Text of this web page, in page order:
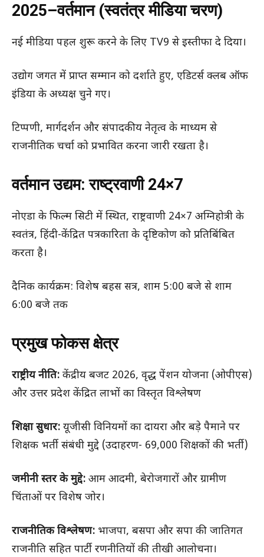
2025–वर्तमान (स्वतंत्र मीडिया चरण)
नई मीडिया पहल शुरू करने के लिए TV9 से इस्तीफा दे दिया।
उद्योग जगत में प्राप्त सम्मान को दर्शाते हुए, एडिटर्स क्लब ऑफ
इंडिया के अध्यक्ष चुने गए।
टिप्पणी, मार्गदर्शन और संपादकीय नेतृत्व के माध्यम से
राजनीतिक चर्चा को प्रभावित करना जारी रखता है।
वर्तमान उद्यम: राष्ट्रवाणी 24×7
नोएडा के फिल्म सिटी में स्थित, राष्ट्रवाणी 24×7 अग्निहोत्री के
स्वतंत्र, हिंदी-केंद्रित पत्रकारिता के दृष्टिकोण को प्रतिबिंबित
करता है।
दैनिक कार्यक्रम: विशेष बहस सत्र, शाम 5:00 बजे से शाम
6:00 बजे तक
प्रमुख फोकस क्षेत्र
राष्ट्रीय नीति: केंद्रीय बजट 2026, वृद्ध पेंशन योजना (ओपीएस)
और उत्तर प्रदेश केंद्रित लाभों का विस्तृत विश्लेषण
शिक्षा सुधार: यूजीसी विनियमों का दायरा और बड़े पैमाने पर
शिक्षक भर्ती संबंधी मुद्दे (उदाहरण- 69,000 शिक्षकों की भर्ती)
जमीनी स्तर के मुद्दे: आम आदमी, बेरोजगारों और ग्रामीण
चिंताओं पर विशेष जोर।
राजनीतिक विश्लेषण: भाजपा, बसपा और सपा की जातिगत
राजनीति सहित पार्टी रणनीतियों की तीखी आलोचना।